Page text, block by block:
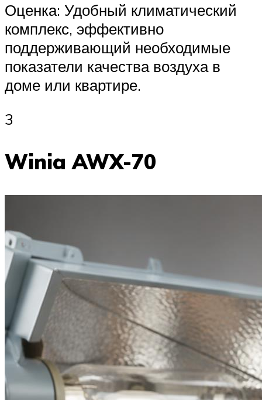
Оценка: Удобный климатический
комплекс, эффективно
поддерживающий необходимые
показатели качества воздуха в
доме или квартире.
3
Winia AWX-70